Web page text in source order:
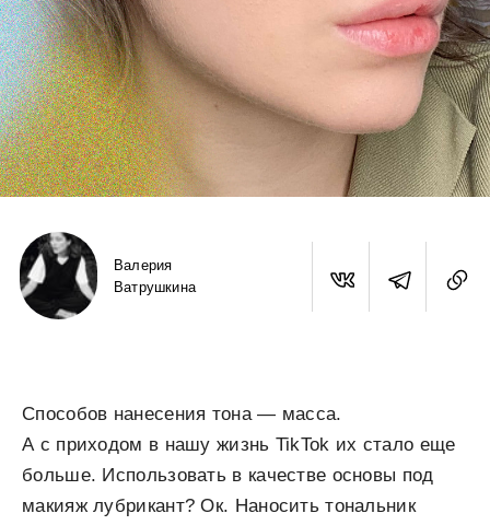
Валерия
Ватрушкина
Способов нанесения тона — масса.
А с приходом в нашу жизнь TikTok их стало еще
больше. Использовать в качестве основы под
макияж лубрикант? Ок. Наносить тональник